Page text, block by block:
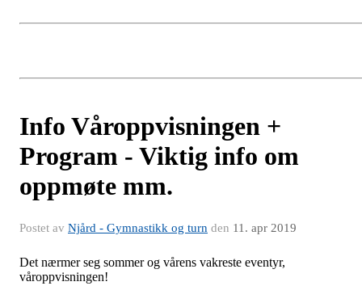
Info Våroppvisningen +
Program - Viktig info om
oppmøte mm.
Postet av Njård - Gymnastikk og turn den 11. apr 2019
Det nærmer seg sommer og vårens vakreste eventyr,
våroppvisningen!